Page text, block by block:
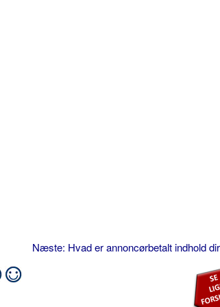
Næste: Hvad er annoncørbetalt indhold